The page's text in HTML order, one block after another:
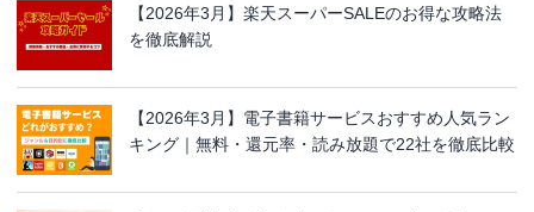
【2026年3月】楽天スーパーSALEのお得な攻略法
を徹底解説
【2026年3月】電子書籍サービスおすすめ人気ラン
キング｜無料・還元率・読み放題で22社を徹底比較